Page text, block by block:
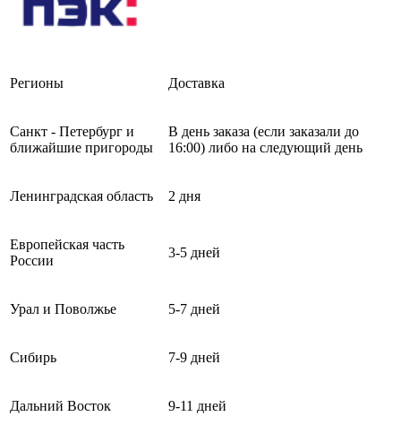
Регионы Доставка
Санкт - Петербург и
ближайшие пригороды
В день заказа (если заказали до
16:00) либо на следующий день
Ленинградская область 2 дня
Европейская часть
России
3-5 дней
Урал и Поволжье 5-7 дней
Сибирь 7-9 дней
Дальний Восток 9-11 дней